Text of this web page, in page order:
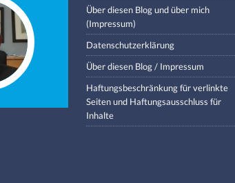
Über diesen Blog und über mich
(Impressum)
Datenschutzerklärung
Über diesen Blog / Impressum
Haftungsbeschränkung für verlinkte
Seiten und Haftungsausschluss für
Inhalte